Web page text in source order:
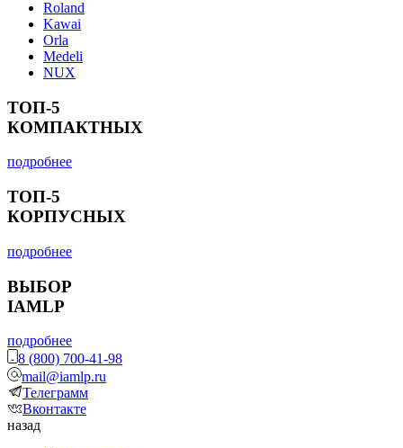
Roland
Kawai
Orla
Medeli
NUX
ТОП-5
КОМПАКТНЫХ
подробнее
ТОП-5
КОРПУСНЫХ
подробнее
ВЫБОР
IAMLP
подробнее
8 (800) 700-41-98
mail@iamlp.ru
Телеграмм
Вконтакте
назад